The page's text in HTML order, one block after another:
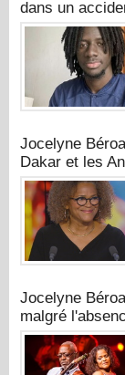
dans un
Jocelyne
Dakar et les
Jocelyne
malgré